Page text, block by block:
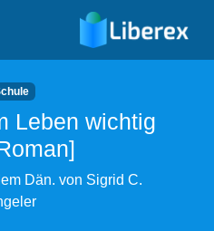
Leben wichtig
Dän. von Sigrid C.